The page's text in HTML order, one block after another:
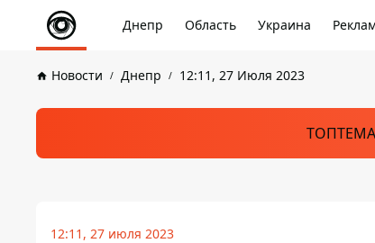
Днепр Область Украина
Новости Днепр 12:11, 27 Июля 2023
12:11, 27 июля 2023